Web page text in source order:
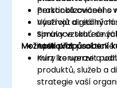
personalizovaného
Využívat digitální
správy vztahů se
Aplikovat praktické
míry konverze a
Praktická cvičení s
nástrojů a reálných
Simulace
interakcí.
Možnosti přizpůsobení
Kurz lze upravit
produktů, služeb a
strategie vaší